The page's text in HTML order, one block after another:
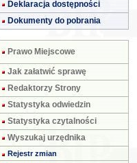
Deklaracja dostępności
Dokumenty do pobrania
Prawo Miejscowe
Jak załatwić sprawę
Redaktorzy Strony
Statystyka odwiedzin
Statystyka czytalności
Wyszukaj urzędnika
Rejestr zmian